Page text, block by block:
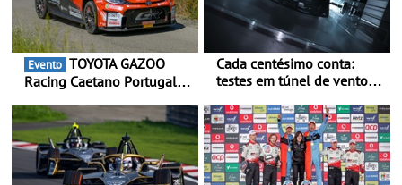
Evento
Racing Caetano Portugal
Rali da Madeira, com Pedro
Almeida e Kris Meeke
Cada centésimo conta:
testes em túnel de vento
túnel de vento fornece
dados de alta precisão para
o equilíbrio, a eficiência e a
afinação do veículo